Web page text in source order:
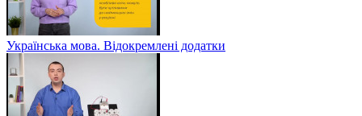
Українська мова. Відокремлені додатки